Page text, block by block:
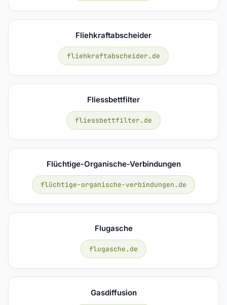
Fliehkraftabscheider
fliehkraftabscheider.de
Fliessbettfilter
fliessbettfilter.de
Flüchtige-Organische-Verbindungen
flüchtige-organische-verbindungen.de
Flugasche
flugasche.de
Gasdiffusion